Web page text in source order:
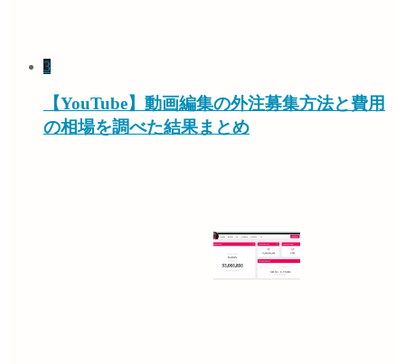
3
【YouTube】動画編集の外注募集方法と費用
の相場を調べた結果まとめ